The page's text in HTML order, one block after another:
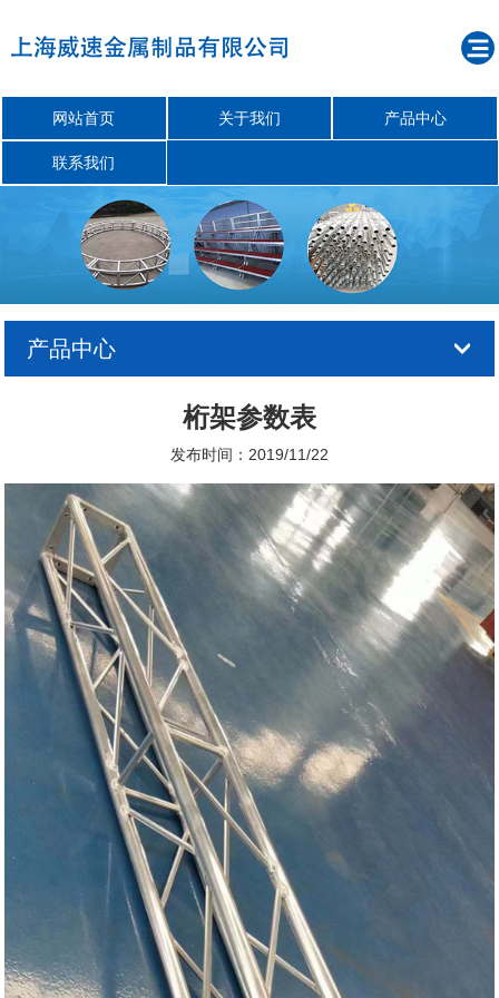
网站首页 关于我们 产品中心
联系我们
产品中心
桁架参数表
发布时间：2019/11/22